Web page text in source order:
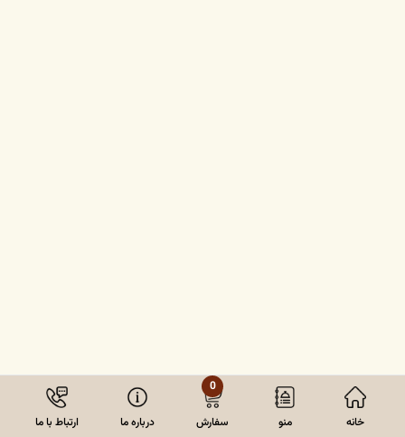
خانه منو
0
سفارش درباره ما ارتباط با ما